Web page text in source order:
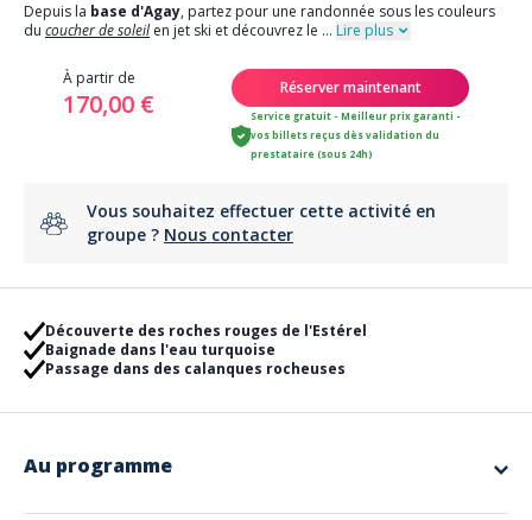
Depuis la base d'Agay, partez pour une randonnée sous les couleurs
du coucher de soleilen jet ski et découvrez le ... Lire plus
À partir de
170,00 €
Réserver maintenant
Service gratuit - Meilleur prix garanti -
vos billets reçus dès validation du
prestataire (sous 24h)
Vous souhaitez effectuer cette activité en
groupe ? Nous contacter
Découverte des roches rouges de l'Estérel
Baignade dans l'eau turquoise
Passage dans des calanques rocheuses
Au programme